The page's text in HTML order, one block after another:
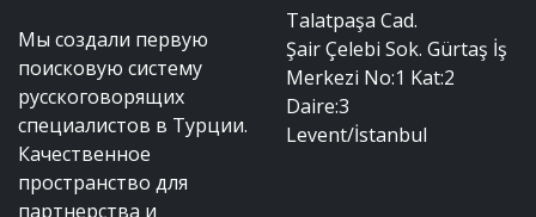
Мы создали первую
поисковую систему
русскоговорящих
специалистов в Турции.
Качественное
пространство для
партнерства и
Talatpaşa Cad.
Şair Çelebi Sok. Gürtaş İş
Merkezi No:1 Kat:2
Daire:3
Levent/İstanbul